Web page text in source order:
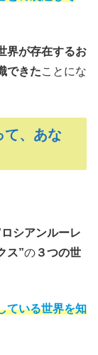
界が存在するお
できたことにな
て、あな
ロシアンルーレ
ス”の ３つの世
ている世界を知